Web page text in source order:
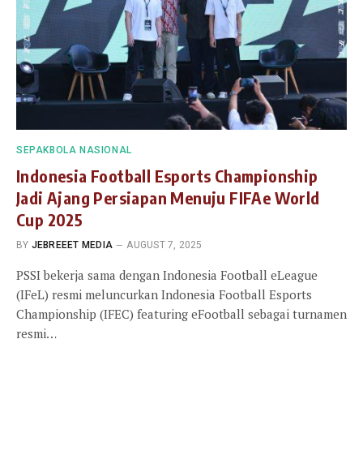
SEPAKBOLA NASIONAL
Indonesia Football Esports Championship
Jadi Ajang Persiapan Menuju FIFAe World
Cup 2025
BY JEBREEET MEDIA AUGUST 7, 2025
PSSI bekerja sama dengan Indonesia Football eLeague
(IFeL) resmi meluncurkan Indonesia Football Esports
Championship (IFEC) featuring eFootball sebagai turnamen
resmi…